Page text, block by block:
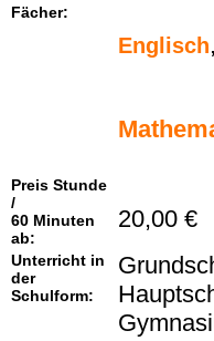
Fächer:
Englisch,
Preis Stunde
/
60 Minuten
ab:
20,00 €
Unterricht in
der
Schulform: